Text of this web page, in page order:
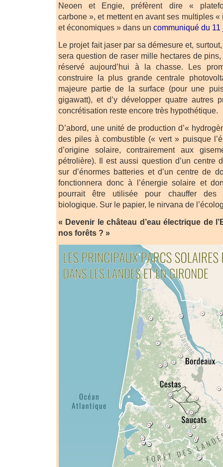
Neoen et Engie, préfèrent dire «
carbone », et mettent en avant ses multiples
et économiques » dans un communiqué du 11
Le projet fait jaser par sa démesure et,
sera question de raser mille hectares de
réservé aujourd’hui à la chasse. Les
construire la plus grande centrale
majeure partie de la surface (pour une
gigawatt), et d’y développer quatre autres
concrétisation reste encore très hypothétique.
D’abord, une unité de production d’«
des piles à combustible (« vert » puisque
d’origine solaire, contrairement aux
pétrolière). Il est aussi question d’un centre
sur d’énormes batteries et d’un centre de
fonctionnera donc à l’énergie solaire et
pourrait être utilisée pour chauffer des
biologique. Sur le papier, le nirvana de
« Devenir le château d’eau électrique de
nos forêts ? »